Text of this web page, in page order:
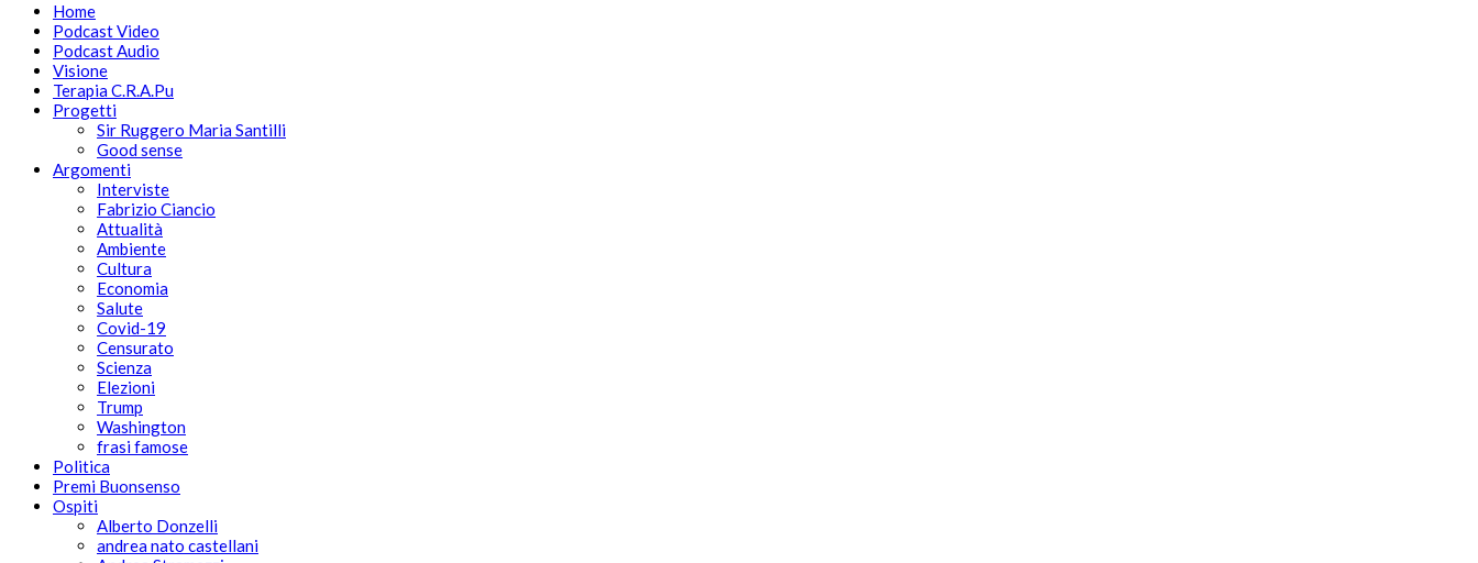
Home
Podcast Video
Podcast Audio
Visione
Terapia C.R.A.Pu
Progetti
Sir Ruggero Maria Santilli
Good sense
Argomenti
Interviste
Fabrizio Ciancio
Attualità
Ambiente
Cultura
Economia
Salute
Covid-19
Censurato
Scienza
Elezioni
Trump
Washington
frasi famose
Politica
Premi Buonsenso
Ospiti
Alberto Donzelli
andrea nato castellani